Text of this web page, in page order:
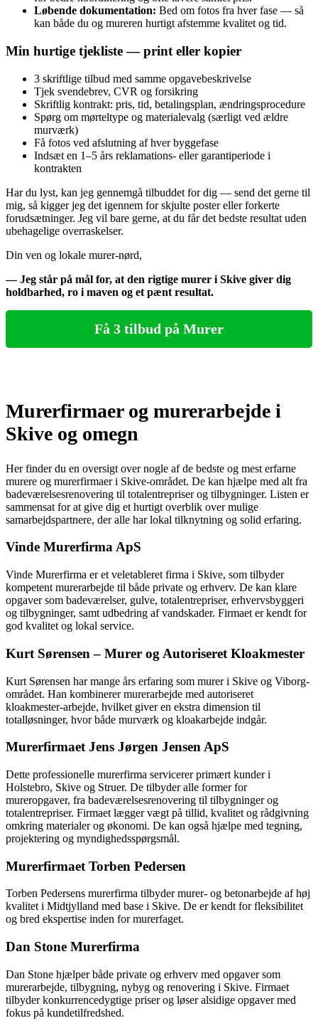
Løbende dokumentation: Bed om fotos fra hver fase — så
kan både du og mureren hurtigt afstemme kvalitet og tid.
Min hurtige tjekliste — print eller kopier
3 skriftlige tilbud med samme opgavebeskrivelse
Tjek svendebrev, CVR og forsikring
Skriftlig kontrakt: pris, tid, betalingsplan, ændringsprocedure
Spørg om mørteltype og materialevalg (særligt ved ældre
murværk)
Få fotos ved afslutning af hver byggefase
Indsæt en 1–5 års reklamations- eller garantiperiode i
kontrakten
Har du lyst, kan jeg gennemgå tilbuddet for dig — send det gerne til
mig, så kigger jeg det igennem for skjulte poster eller forkerte
forudsætninger. Jeg vil bare gerne, at du får det bedste resultat uden
ubehagelige overraskelser.
Din ven og lokale murer‑nørd,
— Jeg står på mål for, at den rigtige murer i Skive giver dig
holdbarhed, ro i maven og et pænt resultat.
Få 3 tilbud på Murer
Murerfirmaer og murerarbejde i
Skive og omegn
Her finder du en oversigt over nogle af de bedste og mest erfarne
murere og murerfirmaer i Skive-området. De kan hjælpe med alt fra
badeværelsesrenovering til totalentrepriser og tilbygninger. Listen er
sammensat for at give dig et hurtigt overblik over mulige
samarbejdspartnere, der alle har lokal tilknytning og solid erfaring.
Vinde Murerfirma ApS
Vinde Murerfirma er et veletableret firma i Skive, som tilbyder
kompetent murerarbejde til både private og erhverv. De kan klare
opgaver som badeværelser, gulve, totalentrepriser, erhvervsbyggeri
og tilbygninger, samt udbedring af vandskader. Firmaet er kendt for
god kvalitet og lokal service.
Kurt Sørensen – Murer og Autoriseret Kloakmester
Kurt Sørensen har mange års erfaring som murer i Skive og Viborg-
området. Han kombinerer murerarbejde med autoriseret
kloakmester-arbejde, hvilket giver en ekstra dimension til
totalløsninger, hvor både murværk og kloakarbejde indgår.
Murerfirmaet Jens Jørgen Jensen ApS
Dette professionelle murerfirma servicerer primært kunder i
Holstebro, Skive og Struer. De tilbyder alle former for
mureropgaver, fra badeværelsesrenovering til tilbygninger og
totalentrepriser. Firmaet lægger vægt på tillid, kvalitet og rådgivning
omkring materialer og økonomi. De kan også hjælpe med tegning,
projektering og myndighedsspørgsmål.
Murerfirmaet Torben Pedersen
Torben Pedersens murerfirma tilbyder murer- og betonarbejde af høj
kvalitet i Midtjylland med base i Skive. De er kendt for fleksibilitet
og bred ekspertise inden for murerfaget.
Dan Stone Murerfirma
Dan Stone hjælper både private og erhverv med opgaver som
murerarbejde, tilbygning, nybyg og renovering i Skive. Firmaet
tilbyder konkurrencedygtige priser og løser alsidige opgaver med
fokus på kundetilfredshed.